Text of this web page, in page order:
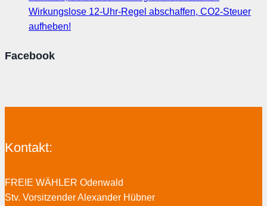
Wirkungslose 12-Uhr-Regel abschaffen, CO2-Steuer
aufheben!
Facebook
Kontakt:
FREIE WÄHLER Odenwald
Stv. Vorsitzender Alexander Hübner